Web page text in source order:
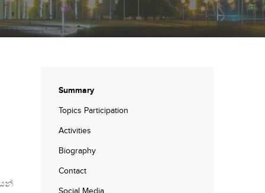
Summary
Topics Participation
Activities
Biography
Contact